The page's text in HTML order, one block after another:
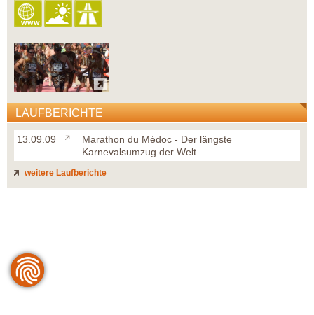
LAUFBERICHTE
13.09.09
Marathon du Médoc - Der längste
Karnevalsumzug der Welt
weitere Laufberichte